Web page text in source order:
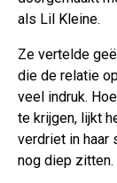
als Lil Kleine.
Ze vertelde
die de relatie
veel indruk.
te krijgen, lijkt
verdriet in haar
nog diep zitten.